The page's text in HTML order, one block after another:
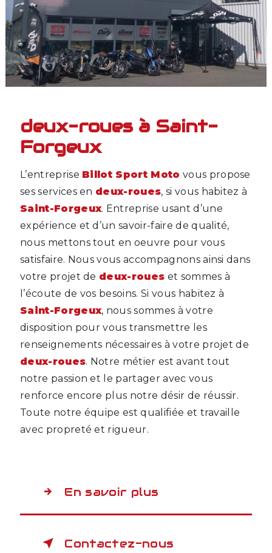
deux-roues à Saint-
Forgeux
L’entreprise Billot Sport Moto vous propose
ses services en deux-roues, si vous habitez à
Saint-Forgeux. Entreprise usant d’une
expérience et d’un savoir-faire de qualité,
nous mettons tout en oeuvre pour vous
satisfaire. Nous vous accompagnons ainsi dans
votre projet de deux-roues et sommes à
l’écoute de vos besoins. Si vous habitez à
Saint-Forgeux, nous sommes à votre
disposition pour vous transmettre les
renseignements nécessaires à votre projet de
deux-roues. Notre métier est avant tout
notre passion et le partager avec vous
renforce encore plus notre désir de réussir.
Toute notre équipe est qualifiée et travaille
avec propreté et rigueur.
En savoir plus
Contactez-nous